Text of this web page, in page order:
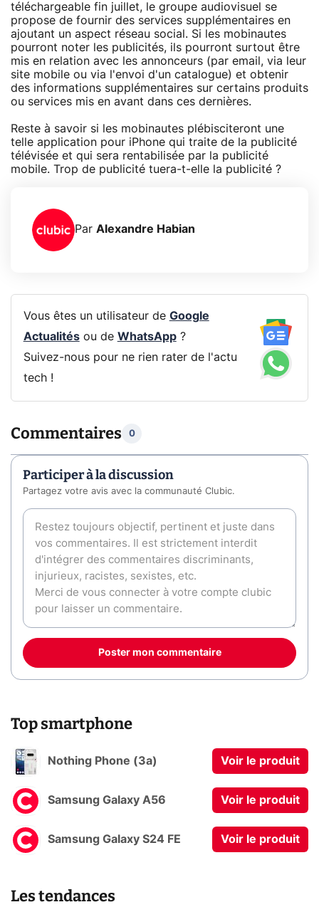
téléchargeable fin juillet, le groupe audiovisuel se
propose de fournir des services supplémentaires en
ajoutant un aspect réseau social. Si les mobinautes
pourront noter les publicités, ils pourront surtout être
mis en relation avec les annonceurs (par email, via leur
site mobile ou via l'envoi d'un catalogue) et obtenir
des informations supplémentaires sur certains produits
ou services mis en avant dans ces dernières.
Reste à savoir si les mobinautes plébisciteront une
telle application pour iPhone qui traite de la publicité
télévisée et qui sera rentabilisée par la publicité
mobile. Trop de publicité tuera-t-elle la publicité ?
Par Alexandre Habian
Vous êtes un utilisateur de Google
Actualitésou de WhatsApp?
Suivez-nous pour ne rien rater de l'actu
tech !
Commentaires 0
Participer à la discussion
Partagez votre avis avec la communauté Clubic.
Poster mon commentaire
Top smartphone
Nothing Phone (3a) Voir le produit
Samsung Galaxy A56 Voir le produit
Samsung Galaxy S24 FE Voir le produit
Les tendances